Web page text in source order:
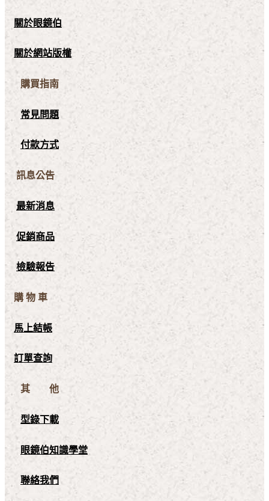
關於眼鏡伯
關於網站版權
購買指南
常見問題
付款方式
訊息公告
最新消息
促銷商品
檢驗報告
購 物 車
馬上結帳
訂單查詢
其 他
型錄下載
眼鏡伯知識學堂
聯絡我們